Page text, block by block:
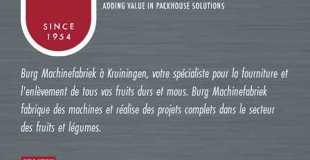
Burg Machinefabriek à Kruiningen, votre spécialiste pour la fourniture et
l'enlèvement de tous vos fruits durs et mous. Burg Machinefabriek
fabrique des machines et réalise des projets complets dans le secteur
des fruits et légumes.